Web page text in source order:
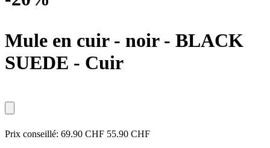
Mule en cuir - noir - BLACK
SUEDE - Cuir
Prix conseillé: 69.90 CHF 55.90 CHF